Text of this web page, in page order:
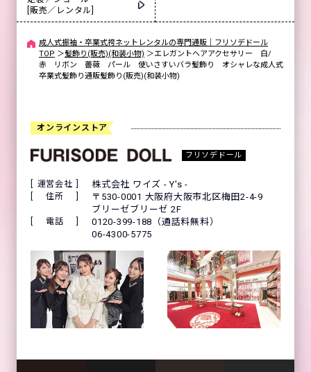
[販売／レンタル]
成人式振袖・卒業式袴ネットレンタルの専門通販｜フリソデドール
TOP ＞髪飾り(販売)(和装小物) ＞エレガントヘアアクセサリー 白/
赤 リボン 薔薇 パール 使いさすいバラ髪飾り オシャレな成人式
卒業式髪飾り通販髪飾り(販売)(和装小物)
オンラインストア
フリソデドール
運営会社 株式会社 ワイズ - Y's -
住所
〒530-0001 大阪府大阪市北区梅田2-4-9
ブリーゼブリーゼ 2F
電話
0120-399-188（通話料無料）
06-4300-5775